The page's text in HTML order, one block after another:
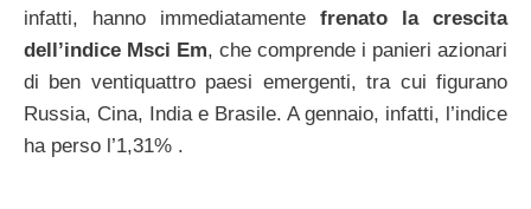
infatti, hanno immediatamente frenato la crescita
dell’indice Msci Em, che comprende i panieri azionari
di ben ventiquattro paesi emergenti, tra cui figurano
Russia, Cina, India e Brasile. A gennaio, infatti, l’indice
ha perso l’1,31% .